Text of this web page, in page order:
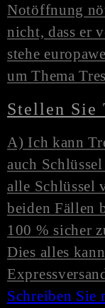
Notöffnung
nicht, dass er
stehe
um Thema
Stellen Sie
A) Ich kann
auch
alle Schlüssel
beiden Fällen
100 % sicher
Dies alles
Schreiben Sie